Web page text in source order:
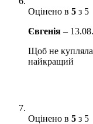
Оцінено в 5 з 5
Євгенія –
Щоб не
найкращий
Оцінено в 5 з 5